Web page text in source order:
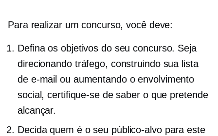
Para realizar um concurso, você deve:
Defina os objetivos do seu concurso. Seja
direcionando tráfego, construindo sua lista
de e-mail ou aumentando o envolvimento
social, certifique-se de saber o que pretende
alcançar.
Decida quem é o seu público-alvo para este